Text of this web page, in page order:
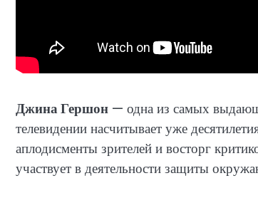
Джина Гершон — одна из самых
телевидении насчитывает уже
аплодисменты зрителей и восторг
участвует в деятельности защиты